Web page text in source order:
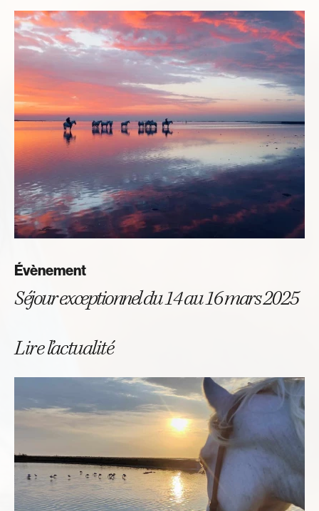
Évènement
Séjour exceptionnel du 14 au 16 mars 2025
Lire l’actualité